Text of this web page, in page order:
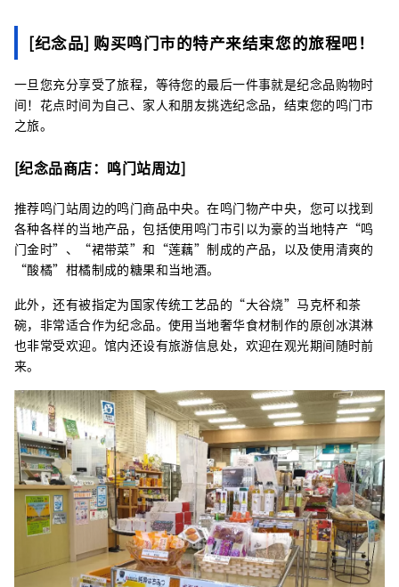
[纪念品] 购买鸣门市的特产来结束您的旅程吧！
一旦您充分享受了旅程，等待您的最后一件事就是纪念品购物时
间！花点时间为自己、家人和朋友挑选纪念品，结束您的鸣门市
之旅。
[纪念品商店：鸣门站周边]
推荐鸣门站周边的鸣门商品中央。在鸣门物产中央，您可以找到
各种各样的当地产品，包括使用鸣门市引以为豪的当地特产“鸣
门金时”、“裙带菜”和“莲藕”制成的产品，以及使用清爽的
“酸橘”柑橘制成的糖果和当地酒。
此外，还有被指定为国家传统工艺品的“大谷烧”马克杯和茶
碗，非常适合作为纪念品。使用当地奢华食材制作的原创冰淇淋
也非常受欢迎。馆内还设有旅游信息处，欢迎在观光期间随时前
来。